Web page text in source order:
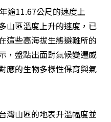
逾11.67公尺的速度上
山區溫度上升的速度，已
這些高海拔生態避難所的
，盤點出面對氣候變遷威
應的生物多樣性保育與氣
灣山區的地表升溫幅度並